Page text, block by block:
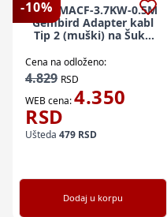
-10%
EV-T2MACF-3.7KW-0.5M
Gembird Adapter kabl
Tip 2 (muški) na Šuko
Cena na odloženo:
4.829 RSD
WEB cena:4.350
RSD
Ušteda 479 RSD
Dodaj u korpu